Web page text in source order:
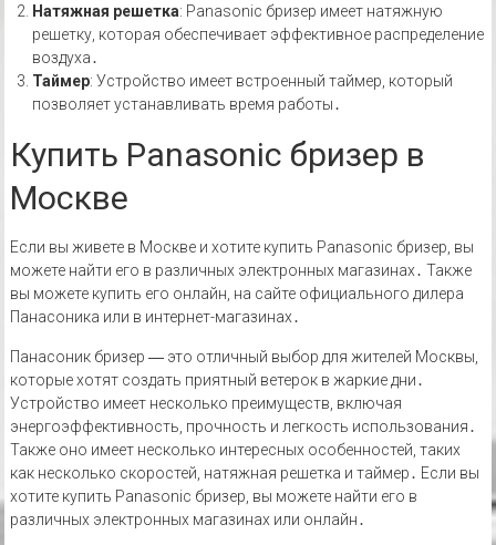
Натяжная решетка: Panasonic бризер имеет натяжную
решетку, которая обеспечивает эффективное распределение
воздуха․
Таймер: Устройство имеет встроенный таймер, который
позволяет устанавливать время работы․
Купить Panasonic бризер в
Москве
Если вы живете в Москве и хотите купить Panasonic бризер, вы
можете найти его в различных электронных магазинах․ Также
вы можете купить его онлайн, на сайте официального дилера
Панасоника или в интернет-магазинах․
Панасоник бризер ― это отличный выбор для жителей Москвы,
которые хотят создать приятный ветерок в жаркие дни․
Устройство имеет несколько преимуществ, включая
энергоэффективность, прочность и легкость использования․
Также оно имеет несколько интересных особенностей, таких
как несколько скоростей, натяжная решетка и таймер․ Если вы
хотите купить Panasonic бризер, вы можете найти его в
различных электронных магазинах или онлайн․